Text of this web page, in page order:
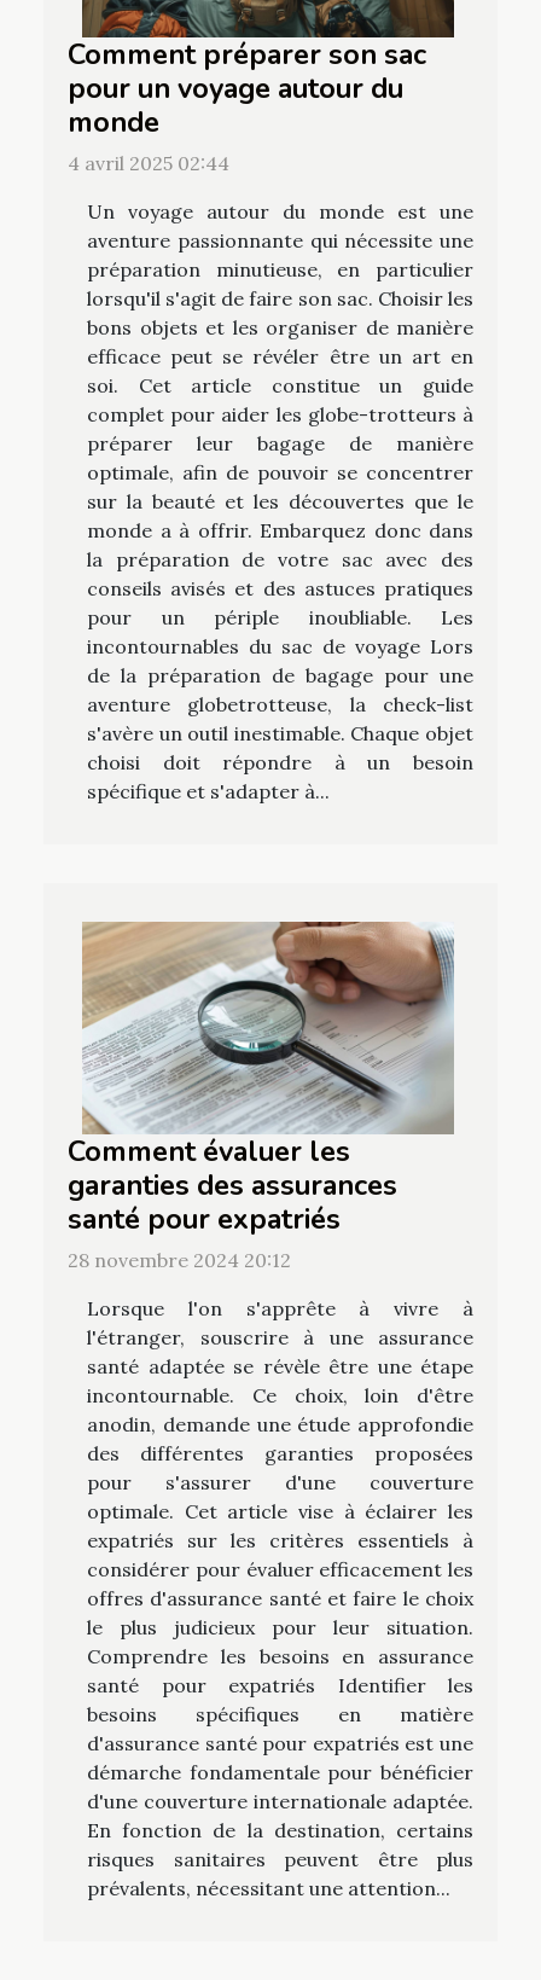
Comment préparer son sac
pour un voyage autour du
monde
4 avril 2025 02:44
Un voyage autour du monde est une
aventure passionnante qui nécessite une
préparation minutieuse, en particulier
lorsqu'il s'agit de faire son sac. Choisir les
bons objets et les organiser de manière
efficace peut se révéler être un art en
soi. Cet article constitue un guide
complet pour aider les globe-trotteurs à
préparer leur bagage de manière
optimale, afin de pouvoir se concentrer
sur la beauté et les découvertes que le
monde a à offrir. Embarquez donc dans
la préparation de votre sac avec des
conseils avisés et des astuces pratiques
pour un périple inoubliable. Les
incontournables du sac de voyage Lors
de la préparation de bagage pour une
aventure globetrotteuse, la check-list
s'avère un outil inestimable. Chaque objet
choisi doit répondre à un besoin
spécifique et s'adapter à...
Comment évaluer les
garanties des assurances
santé pour expatriés
28 novembre 2024 20:12
Lorsque l'on s'apprête à vivre à
l'étranger, souscrire à une assurance
santé adaptée se révèle être une étape
incontournable. Ce choix, loin d'être
anodin, demande une étude approfondie
des différentes garanties proposées
pour s'assurer d'une couverture
optimale. Cet article vise à éclairer les
expatriés sur les critères essentiels à
considérer pour évaluer efficacement les
offres d'assurance santé et faire le choix
le plus judicieux pour leur situation.
Comprendre les besoins en assurance
santé pour expatriés Identifier les
besoins spécifiques en matière
d'assurance santé pour expatriés est une
démarche fondamentale pour bénéficier
d'une couverture internationale adaptée.
En fonction de la destination, certains
risques sanitaires peuvent être plus
prévalents, nécessitant une attention...